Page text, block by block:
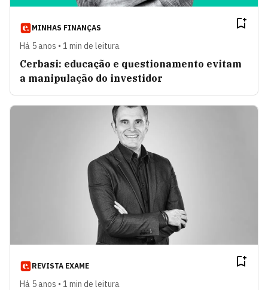
MINHAS FINANÇAS
Há 5 anos • 1 min de leitura
Cerbasi: educação e questionamento evitam
a manipulação do investidor
REVISTA EXAME
Há 5 anos • 1 min de leitura